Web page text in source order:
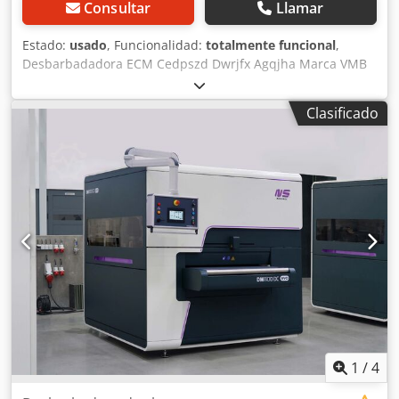
Consultar Llamar
Estado: usado, Funcionalidad: totalmente funcional,
Desbarbadadora ECM Cedpszd Dwrjfx Agqjha Marca VMB
posterior Kenametal Ahora mismo no está instalada, pero
trabajo hasta su movimiento al almacén Hay 2 unidades
Clasificado
1 /4